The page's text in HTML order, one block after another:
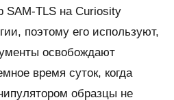
SAM-TLS на Curiosity
поэтому его используют,
освобождают
время суток, когда
образцы не